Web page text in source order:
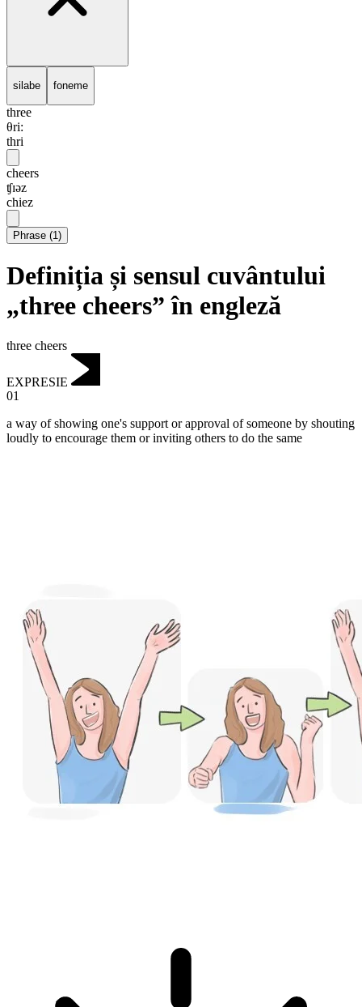
silabe foneme
three
θri:
thri
cheers
ʧɪəz
chiez
Phrase (1)
Definiția și sensul cuvântului
„three cheers” în engleză
three cheers
EXPRESIE
01
a way of showing one's support or approval of someone by shouting
loudly to encourage them or inviting others to do the same